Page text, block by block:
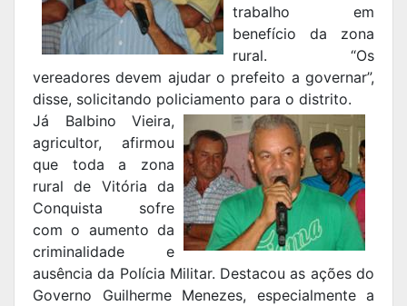
trabalho em
benefício da zona
rural. “Os
vereadores devem ajudar o prefeito a governar”,
disse, solicitando policiamento para o distrito.
Já Balbino Vieira,
agricultor, afirmou
que toda a zona
rural de Vitória da
Conquista sofre
com o aumento da
criminalidade e
ausência da Polícia Militar. Destacou as ações do
Governo Guilherme Menezes, especialmente a